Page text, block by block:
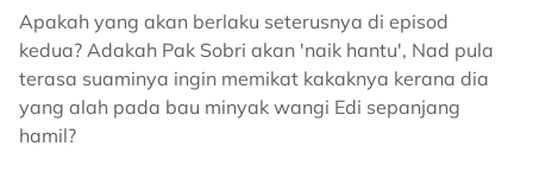
Apakah yang akan berlaku seterusnya di episod
kedua? Adakah Pak Sobri akan 'naik hantu', Nad pula
terasa suaminya ingin memikat kakaknya kerana dia
yang alah pada bau minyak wangi Edi sepanjang
hamil?